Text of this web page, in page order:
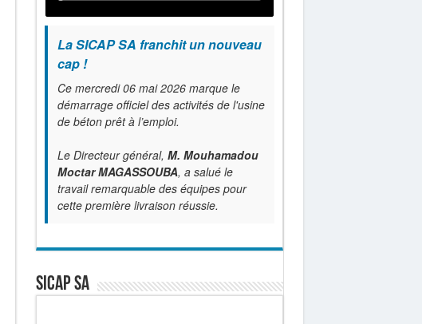
La SICAP SA franchit un nouveau
cap !
Ce mercredi 06 mai 2026 marque le
démarrage officiel des activités de l'usine
de béton prêt à l’emploi.
Le Directeur général, M. Mouhamadou
Moctar MAGASSOUBA, a salué le
travail remarquable des équipes pour
cette première livraison réussie.
SICAP SA